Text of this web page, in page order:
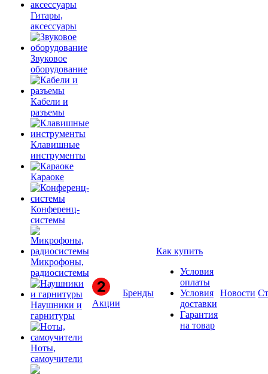
Гитары,
аксессуары
Звуковое
оборудование
Кабели и
разъемы
Клавишные
инструменты
Караоке
Конференц-
системы
Микрофоны,
радиосистемы
Наушники и
гарнитуры
Ноты,
самоучители
Акции
Бренды
Как купить
Условия
оплаты
Условия
доставки
Гарантия
на товар
Новости